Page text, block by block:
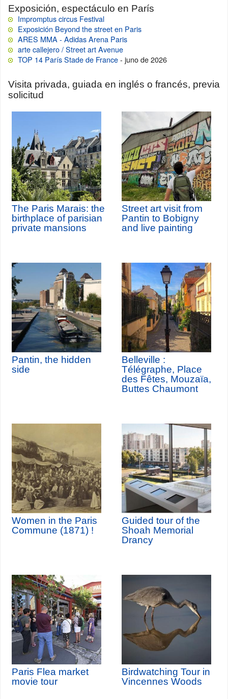
Exposición, espectáculo en París
Impromptus circus Festival
Exposición Beyond the street en Paris
ARES MMA - Adidas Arena Paris
arte callejero / Street art Avenue
TOP 14 París Stade de France- juno de 2026
Visita privada, guiada en inglés o francés, previa
solicitud
The Paris Marais: the
birthplace of parisian
private mansions
Street art visit from
Pantin to Bobigny
and live painting
Pantin, the hidden
side
Belleville :
Télégraphe, Place
des Fêtes, Mouzaïa,
Buttes Chaumont
Women in the Paris
Commune (1871) !
Guided tour of the
Shoah Memorial
Drancy
Paris Flea market
movie tour
Birdwatching Tour in
Vincennes Woods